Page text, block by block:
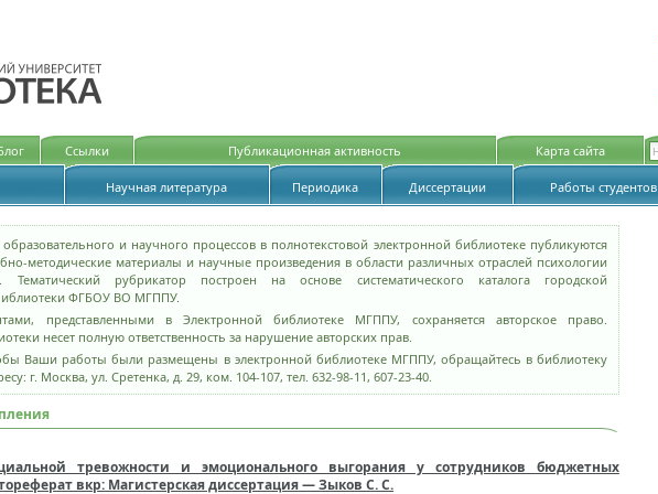
Ссылки Публикационная активность Карта сайта
Научная литература Периодика Диссертации Работы студентов
и научного процессов в полнотекстовой электронной библиотеке публикуются
методические материалы и научные произведения в области различных отраслей психологии
рубрикатор построен на основе систематического каталога городской
ФГБОУ ВО МГППУ.
представленными в Электронной библиотеке МГППУ, сохраняется авторское право.
несет полную ответственность за нарушение авторских прав.
Ваши работы были размещены в электронной библиотеке МГППУ, обращайтесь в библиотеку
г. Москва, ул. Сретенка, д. 29, ком. 104-107, тел. 632-98-11, 607-23-40.
тревожности и эмоционального выгорания у сотрудников бюджетных
вкр: Магистерская диссертация — Зыков С. С.